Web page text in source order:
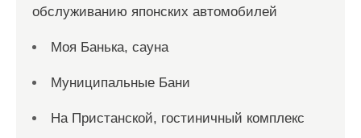
обслуживанию японских автомобилей
Моя Банька, сауна
Муниципальные Бани
На Пристанской, гостиничный комплекс